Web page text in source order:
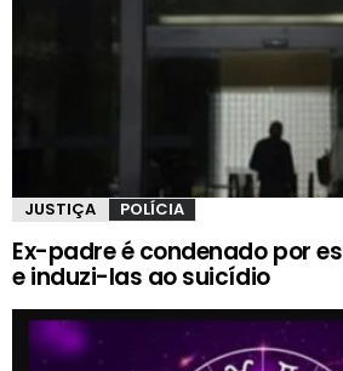
JUSTIÇA POLÍCIA
Ex-padre é condenado por
e induzi-las ao suicídio